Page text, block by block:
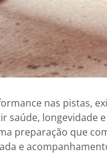
nas pistas,
longevidade
preparação que
e